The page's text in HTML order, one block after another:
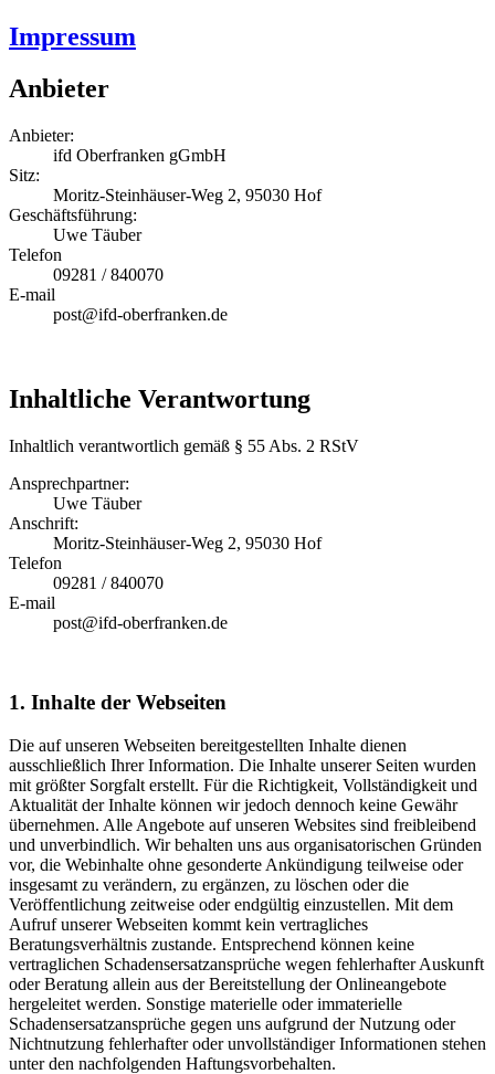
Impressum
Anbieter
Anbieter:
ifd Oberfranken gGmbH
Sitz:
Moritz-Steinhäuser-Weg 2, 95030 Hof
Geschäftsführung:
Uwe Täuber
Telefon
09281 / 840070
E-mail
post@ifd-oberfranken.de
Inhaltliche Verantwortung
Inhaltlich verantwortlich gemäß § 55 Abs. 2 RStV
Ansprechpartner:
Uwe Täuber
Anschrift:
Moritz-Steinhäuser-Weg 2, 95030 Hof
Telefon
09281 / 840070
E-mail
post@ifd-oberfranken.de
1. Inhalte der Webseiten
Die auf unseren Webseiten bereitgestellten Inhalte dienen
ausschließlich Ihrer Information. Die Inhalte unserer Seiten wurden
mit größter Sorgfalt erstellt. Für die Richtigkeit, Vollständigkeit und
Aktualität der Inhalte können wir jedoch dennoch keine Gewähr
übernehmen. Alle Angebote auf unseren Websites sind freibleibend
und unverbindlich. Wir behalten uns aus organisatorischen Gründen
vor, die Webinhalte ohne gesonderte Ankündigung teilweise oder
insgesamt zu verändern, zu ergänzen, zu löschen oder die
Veröffentlichung zeitweise oder endgültig einzustellen. Mit dem
Aufruf unserer Webseiten kommt kein vertragliches
Beratungsverhältnis zustande. Entsprechend können keine
vertraglichen Schadensersatzansprüche wegen fehlerhafter Auskunft
oder Beratung allein aus der Bereitstellung der Onlineangebote
hergeleitet werden. Sonstige materielle oder immaterielle
Schadensersatzansprüche gegen uns aufgrund der Nutzung oder
Nichtnutzung fehlerhafter oder unvollständiger Informationen stehen
unter den nachfolgenden Haftungsvorbehalten.